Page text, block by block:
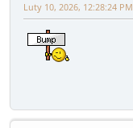
Luty 10, 2026, 12:28:24 PM